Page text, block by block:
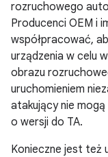
rozruchowego
Producenci OEM i
współpracować,
urządzenia w celu
obrazu
uruchomieniem
atakujący nie
o wersji do TA.
Konieczne jest też